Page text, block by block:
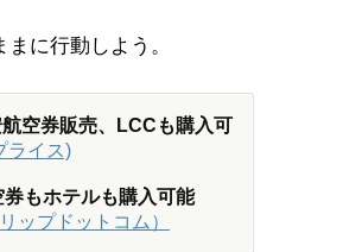
に行動しよう。
空券販売、LCCも購入可
ライス)
もホテルも購入可能
ップドットコム）